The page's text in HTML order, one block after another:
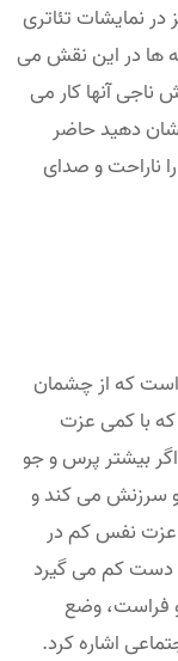
نمایشات تئاتری
ها در این نقش می
آنها کار می
دهید حاضر
ناراحت و صدای
که از چشمان
که با کمی عزت
بیشتر پرس و جو
سرزنش می کند و
عزت نفس کم در
دست کم می گیرد
فراست، وضع
اشاره کرد.